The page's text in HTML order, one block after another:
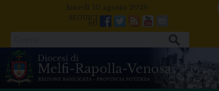
lunedì 10 agosto 2026
Facebook
Twitter
FeedsYoutube
Mail